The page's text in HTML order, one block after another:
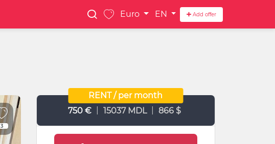
Euro EN Add offer
3
RENT / per month
750 €
15037 MDL 866 $